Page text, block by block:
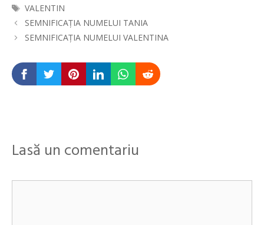
Etichete
VALENTIN
Navigare
în
SEMNIFICAȚIA NUMELUI TANIA
SEMNIFICAȚIA NUMELUI VALENTINA
Lasă un comentariu